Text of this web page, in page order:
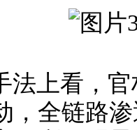
法上看，
，全链路